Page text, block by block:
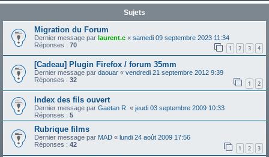
Sujets
Migration du Forum
Dernier message par laurent.c « samedi 09 septembre 2023 11:34
Réponses : 70 1 2 3 4
[Cadeau] Plugin Firefox / forum 35mm
Dernier message par daouar « vendredi 21 septembre 2012 9:39
Réponses : 32 1 2
Index des fils ouvert
Dernier message par Gaetan R. « jeudi 03 septembre 2009 10:33
Réponses : 5
Rubrique films
Dernier message par MAD « lundi 24 août 2009 17:56
Réponses : 42 1 2 3